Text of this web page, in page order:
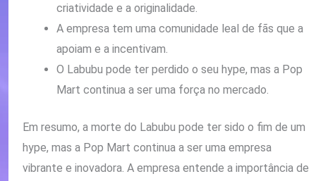
criatividade e a originalidade.
A empresa tem uma comunidade leal de fãs que a
apoiam e a incentivam.
O Labubu pode ter perdido o seu hype, mas a Pop
Mart continua a ser uma força no mercado.
Em resumo, a morte do Labubu pode ter sido o fim de um
hype, mas a Pop Mart continua a ser uma empresa
vibrante e inovadora. A empresa entende a importância de